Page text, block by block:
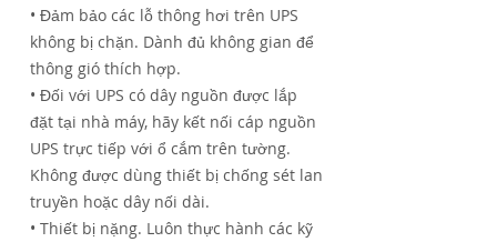
• Đảm bảo các lỗ thông hơi trên UPS
không bị chặn. Dành đủ không gian để
thông gió thích hợp.
• Đối với UPS có dây nguồn được lắp
đặt tại nhà máy, hãy kết nối cáp nguồn
UPS trực tiếp với ổ cắm trên tường.
Không được dùng thiết bị chống sét lan
truyền hoặc dây nối dài.
• Thiết bị nặng. Luôn thực hành các kỹ